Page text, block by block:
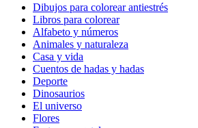
Dibujos para colorear antiestrés
Libros para colorear
Alfabeto y números
Animales y naturaleza
Casa y vida
Cuentos de hadas y hadas
Deporte
Dinosaurios
El universo
Flores